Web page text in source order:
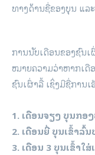
ທາງດ້ານຊື່ຂອງບຸນ ແ
ການນັບເດືອນຂອງຊົນ
ໝາຍຄວາມວ່າຫາກເດື
ຊົນເຜົ່າລື້ ເຊິ່ງມີຊື່ການ
1. ເດືອນຈຽງ ບຸນກອ
2. ເດືອນຍີ່ ບຸນເຂົ້າລົ້ນ
3. ເດືອນ 3 ບຸນເຂົ້າໃ